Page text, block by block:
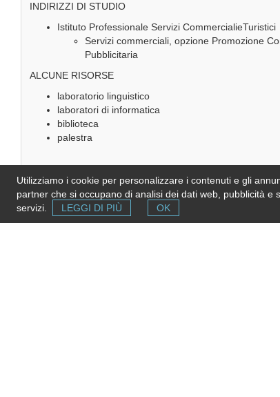
INDIRIZZI DI STUDIO
Istituto Professionale Servizi CommercialieTuristici
Servizi commerciali, opzione Promozione
Pubblicitaria
ALCUNE RISORSE
laboratorio linguistico
laboratori di informatica
biblioteca
palestra
Utilizziamo i cookie per personalizzare i contenuti e gli
partner che si occupano di analisi dei dati web, pubblicità
servizi.
LEGGI DI PIÙ OK